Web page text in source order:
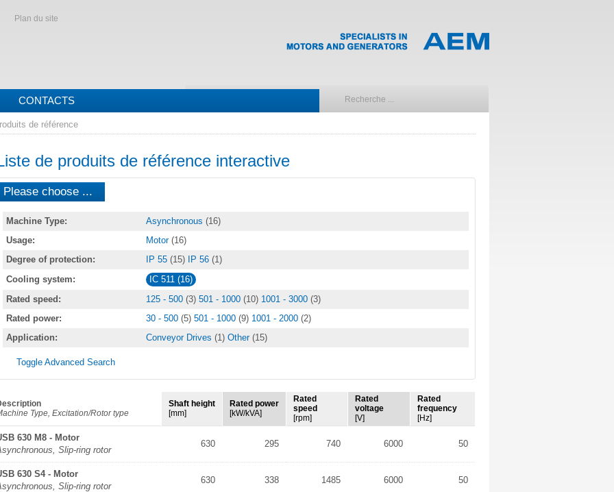
Plan du site
CONTACTS
de référence
de produits de référence interactive
Please choose ...
Machine Type: Asynchronous (16)
Usage:
Motor (16)
Degree of protection:
IP 55 (15) IP 56 (1)
Cooling system:
IC 511 (16)
Rated speed:
125 - 500 (3) 501 - 1000 (10) 1001 - 3000 (3)
Rated power:
30 - 500 (5) 501 - 1000 (9) 1001 - 2000 (2)
Application:
Conveyor Drives (1) Other (15)
Toggle Advanced Search
Type, Excitation/Rotor type
Shaft height
[mm]
Rated power
[kW/kVA]
Rated
speed
[rpm]
Rated
voltage
[V]
Rated
frequency
[Hz]
630 M8 - Motor
Slip-ring rotor
630 295 740 6000 50
630 S4 - Motor
Slip-ring rotor
630 338 1485 6000 50